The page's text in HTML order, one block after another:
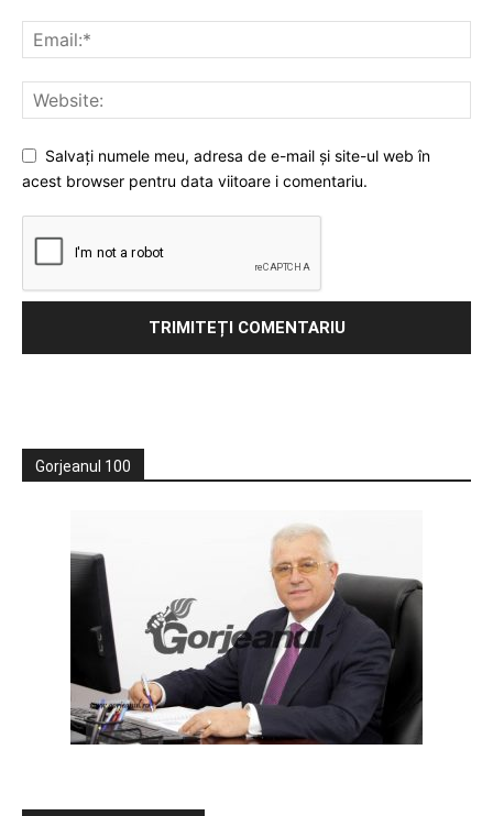
Salvați numele meu, adresa de e-mail și site-ul web în
acest browser pentru data viitoare i comentariu.
Gorjeanul 100